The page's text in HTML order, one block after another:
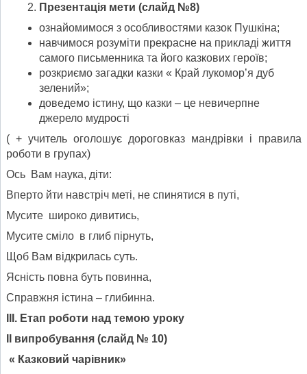
Презентація мети (слайд №8)
ознайомимося з особливостями казок Пушкіна;
навчимося розуміти прекрасне на прикладі життя
самого письменника та його казкових героїв;
розкриємо загадки казки « Край лукомор’я дуб
зелений»;
доведемо істину, що казки – це невичерпне
джерело мудрості
( + учитель оголошує дороговказ мандрівки і правила
роботи в групах)
Ось Вам наука, діти:
Вперто йти навстріч меті, не спинятися в путі,
Мусите широко дивитись,
Мусите сміло в глиб пірнуть,
Щоб Вам відкрилась суть.
Ясність повна буть повинна,
Справжня істина – глибинна.
ІІІ. Етап роботи над темою уроку
ІІ випробування (слайд № 10)
« Казковий чарівник»